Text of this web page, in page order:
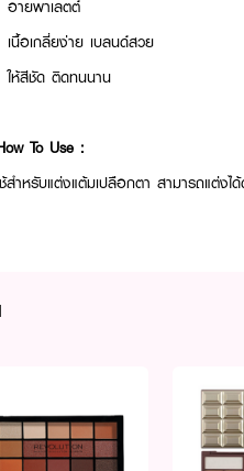
อายพาเลตต์
เนื้อเกลี่ยง่าย เบลนด์สวย
ให้สีชัด ติดทนนาน
To Use :
ช้สำหรับแต่งแต้มเปลือกตา สามารถแต่ง